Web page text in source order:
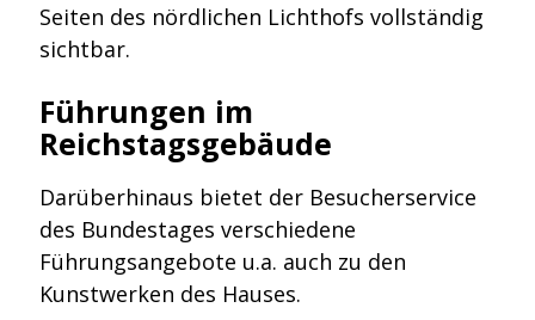
Seiten des nördlichen Lichthofs vollständig
sichtbar.
Führungen im
Reichstagsgebäude
Darüberhinaus bietet der Besucherservice
des Bundestages verschiedene
Führungsangebote u.a. auch zu den
Kunstwerken des Hauses.